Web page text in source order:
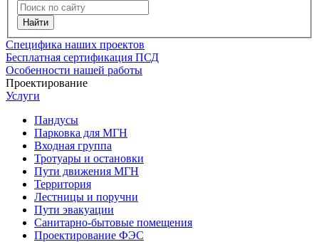
Специфика наших проектов
Бесплатная сертификация ПСД
Особенности нашей работы
Проектирование
Услуги
Пандусы
Парковка для МГН
Входная группа
Тротуары и остановки
Пути движения МГН
Территория
Лестницы и поручни
Пути эвакуации
Санитарно-бытовые помещения
Проектирование ФЭС